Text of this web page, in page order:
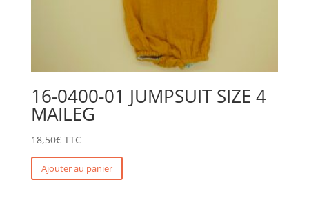
16-0400-01 JUMPSUIT SIZE 4
MAILEG
18,50€ TTC
Ajouter au panier